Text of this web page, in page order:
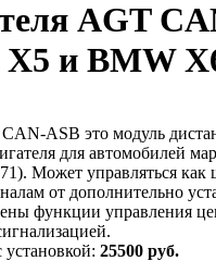
AGT
и BMW
ASB это модуль
для автомобилей
Может управляться
от дополнительно
функции управления
25500 руб.